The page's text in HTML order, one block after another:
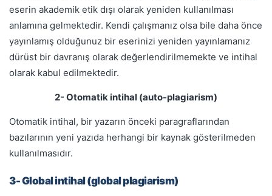
eserin akademik etik dışı olarak yeniden kullanılması
anlamına gelmektedir. Kendi çalışmanız olsa bile daha önce
yayınlamış olduğunuz bir eserinizi yeniden yayınlamanız
dürüst bir davranış olarak değerlendirilmemekte ve intihal
olarak kabul edilmektedir.
2- Otomatik intihal (auto-plagiarism)
Otomatik intihal, bir yazarın önceki paragraflarından
bazılarının yeni yazıda herhangi bir kaynak gösterilmeden
kullanılmasıdır.
3- Global intihal (global plagiarism)